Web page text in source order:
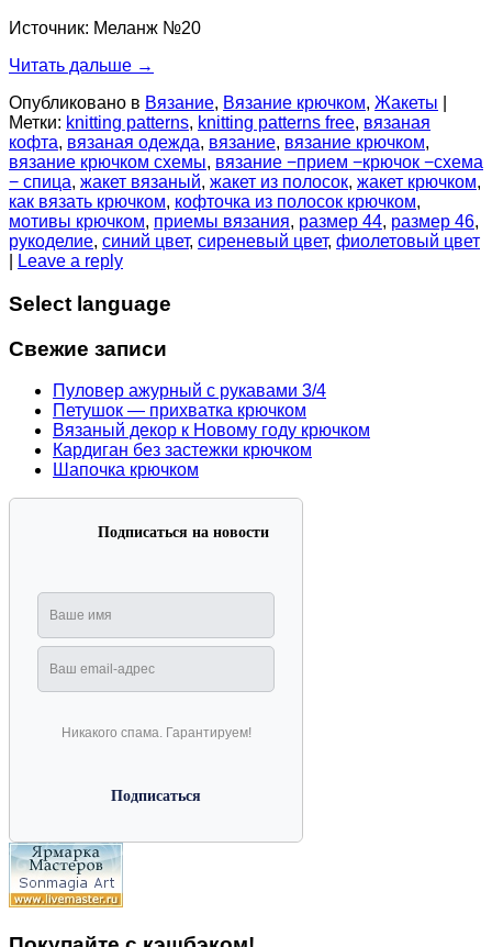
Источник: Меланж №20
Читать дальше →
Опубликовано в Вязание, Вязание крючком, Жакеты
Метки: knitting patterns, knitting patterns free, вязаная
кофта, вязаная одежда, вязание, вязание крючком,
вязание крючком схемы, вязание −прием −крючок −схема
− спица, жакет вязаный, жакет из полосок, жакет крючком,
как вязать крючком, кофточка из полосок крючком,
мотивы крючком, приемы вязания, размер 44, размер 46,
рукоделие, синий цвет, сиреневый цвет, фиолетовый цвет
Leave a reply
Select language
Свежие записи
Пуловер ажурный с рукавами 3/4
Петушок — прихватка крючком
Вязаный декор к Новому году крючком
Кардиган без застежки крючком
Шапочка крючком
Подписаться на новости
Никакого спама. Гарантируем!